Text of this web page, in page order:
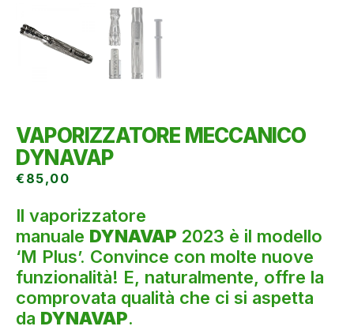
VAPORIZZATORE MECCANICO
DYNAVAP
€ 85,00
Il vaporizzatore
manuale DYNAVAP 2023 è il modello
‘M Plus’. Convince con molte nuove
funzionalità! E, naturalmente, offre la
comprovata qualità che ci si aspetta
da DYNAVAP.